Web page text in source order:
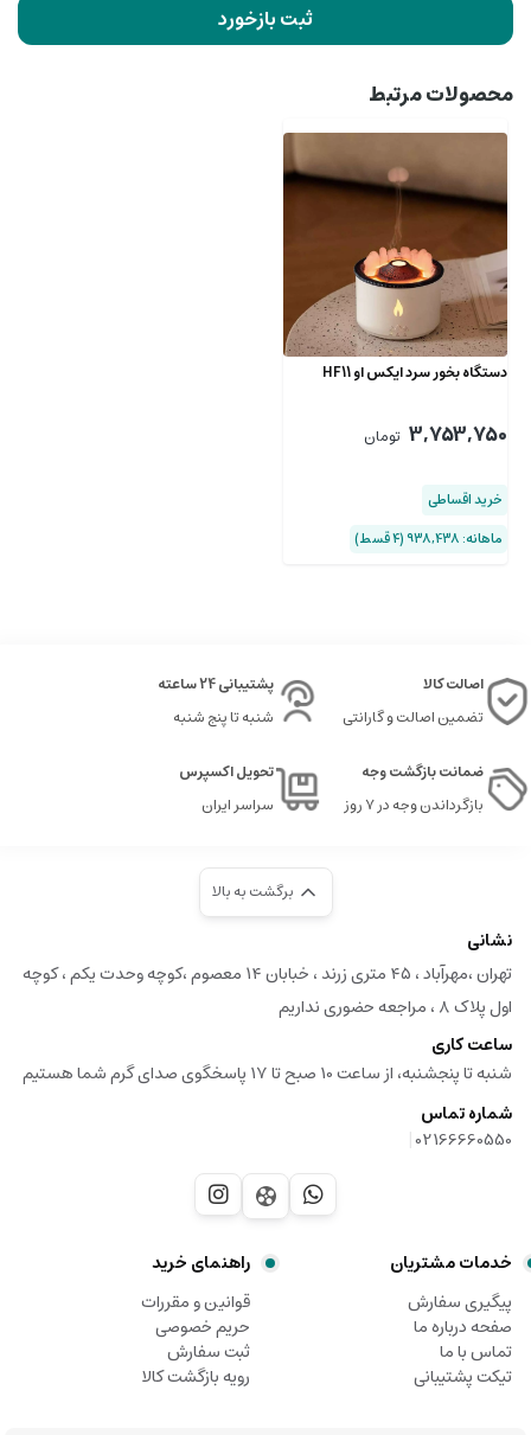
ثبت بازخورد
محصولات مرتبط
دستگاه بخور سرد ایکس او HF11
3,753,750 تومان
خرید اقساطی
ماهانه: 938,438 (۴ قسط)
اصالت کالا
تضمین اصالت و گارانتی
پشتیبانی 24 ساعته
شنبه تا پنج شنبه
ضمانت بازگشت وجه
بازگرداندن وجه در ۷ روز
تحویل اکسپرس
سراسر ایران
برگشت به بالا
نشانی
تهران ،مهرآباد ، ۴۵ متری زرند ، خبابان ۱۴ معصوم ،کوچه وحدت یکم ، کوچه
اول پلاک ۸ ، مراجعه حضوری نداریم
ساعت کاری
شنبه تا پنجشنبه، از ساعت 10 صبح تا 17 پاسخگوی صدای گرم شما هستیم
شماره تماس
02166660550
|
خدمات مشتریان
پیگیری سفارش
صفحه درباره ما
تماس با ما
تیکت پشتیبانی
راهنمای خرید
قوانین و مقررات
حریم خصوصی
ثبت سفارش
رویه بازگشت کالا